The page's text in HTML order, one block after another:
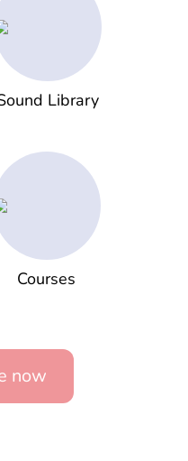
Library
Courses
now